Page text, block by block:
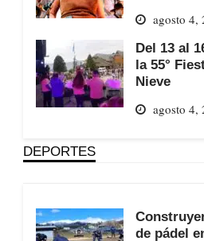
agosto 4,
Del 13 al
la 55°
Nieve
agosto 4,
DEPORTES
de pádel